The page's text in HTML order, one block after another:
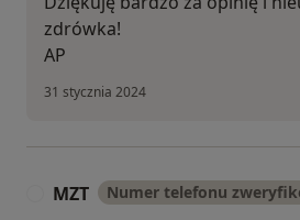
zdrówka!
AP
31 stycznia 2024
MZT Numer telefonu